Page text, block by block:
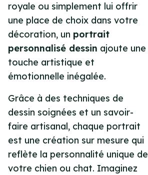
royale ou simplement lui offrir
une place de choix dans votre
décoration, un portrait
personnalisé dessin ajoute une
touche artistique et
émotionnelle inégalée.
Grâce à des techniques de
dessin soignées et un savoir-
faire artisanal, chaque portrait
est une création sur mesure qui
reflète la personnalité unique de
votre chien ou chat. Imaginez